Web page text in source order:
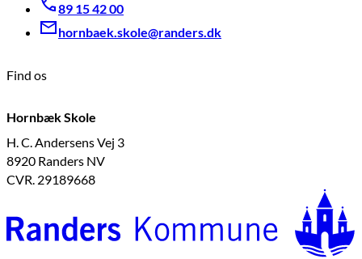
89 15 42 00
hornbaek.skole@randers.dk
Find os
Hornbæk Skole
H. C. Andersens Vej 3
8920 Randers NV
CVR. 29189668